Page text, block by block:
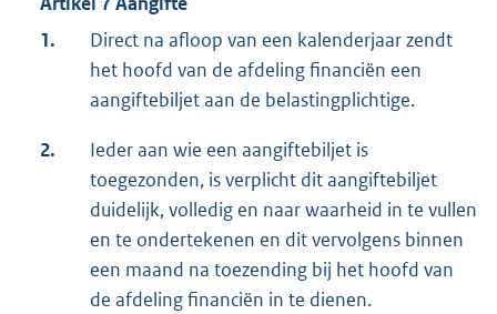
1.
Direct na afloop van een kalenderjaar zendt
het hoofd van de afdeling financiën een
aangiftebiljet aan de belastingplichtige.
2.
Ieder aan wie een aangiftebiljet is
toegezonden, is verplicht dit aangiftebiljet
duidelijk, volledig en naar waarheid in te vullen
en te ondertekenen en dit vervolgens binnen
een maand na toezending bij het hoofd van
de afdeling financiën in te dienen.